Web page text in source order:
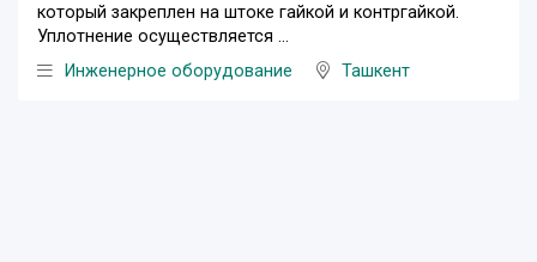
который закреплен на штоке гайкой и контргайкой.
Уплотнение осуществляется ...
Инженерное оборудование
Ташкент